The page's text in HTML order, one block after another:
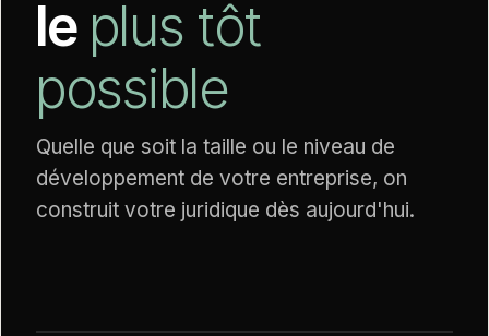
le plus tôt
possible
Quelle que soit la taille ou le niveau de
développement de votre entreprise, on
construit votre juridique dès aujourd'hui.